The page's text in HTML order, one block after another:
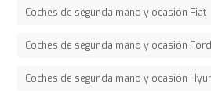
Coches de segunda mano y ocasión Fiat
Coches de segunda mano y ocasión Ford
Coches de segunda mano y ocasión